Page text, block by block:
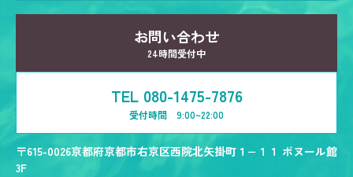
お問い合わせ
24時間受付中
TEL 080-1475-7876
受付時間 9:00~22:00
〒615-0026京都府京都市右京区西院北矢掛町１−１１ ボヌール館
3F